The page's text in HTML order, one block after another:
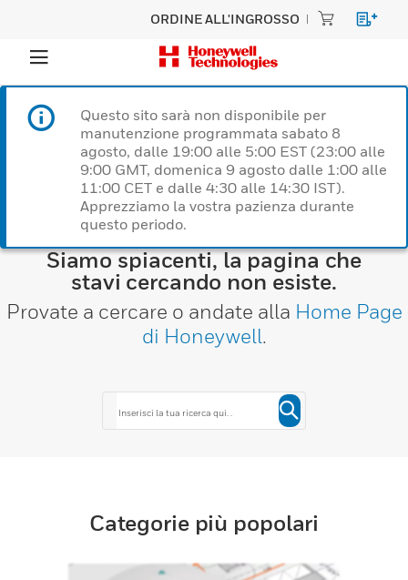
ORDINE ALL'INGROSSO
Questo sito sarà non disponibile per
manutenzione programmata sabato 8
agosto, dalle 19:00 alle 5:00 EST (23:00 alle
9:00 GMT, domenica 9 agosto dalle 1:00 alle
11:00 CET e dalle 4:30 alle 14:30 IST).
Apprezziamo la vostra pazienza durante
questo periodo.
Siamo spiacenti, la pagina che
stavi cercando non esiste.
Provate a cercare o andate alla Home Page
di Honeywell.
Categorie più popolari